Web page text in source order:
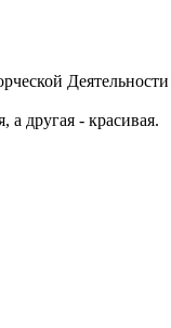
другая - красивая.